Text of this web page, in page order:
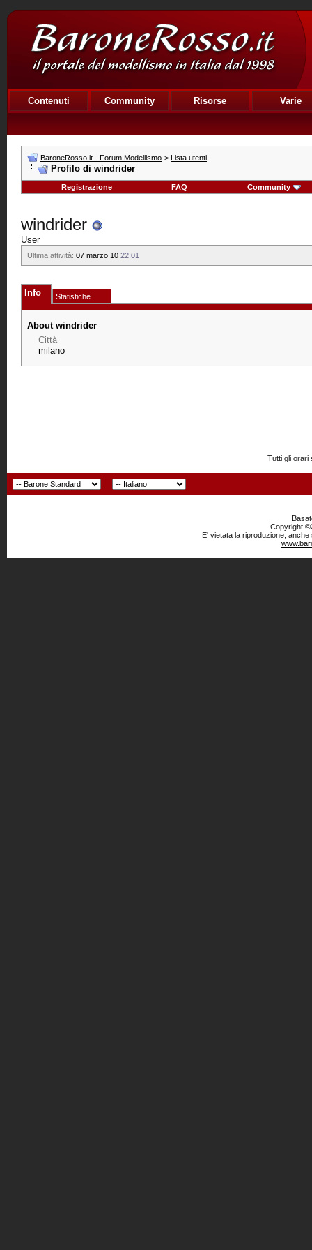
Contenuti Community Risorse Varie
BaroneRosso.it - Forum Modellismo > Lista utenti
Profilo di windrider
Registrazione FAQ Community
windrider
User
Ultima attività: 07 marzo 10 22:01
Info Statistiche
About windrider
Città
milano
Tutti gli orari
Copyright
E' vietata la riproduzione,